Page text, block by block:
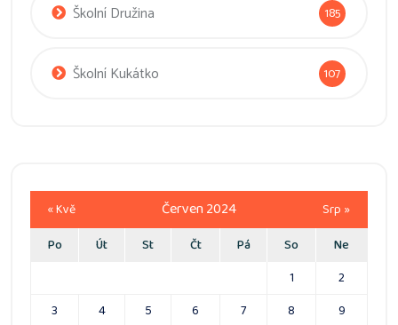
Školní Družina 185
Školní Kukátko 107
Červen 2024
Po Út St Čt Pá So
Ne
1
2
3
4 5 6 7 8
9
« Kvě Srp »